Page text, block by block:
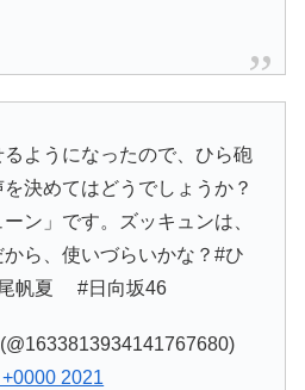
ようになったので、ひら砲
決めてはどうでしょうか？
ン」です。ズッキュンは、
ら、使いづらいかな？#ひ
尾帆夏 #日向坂46
2021